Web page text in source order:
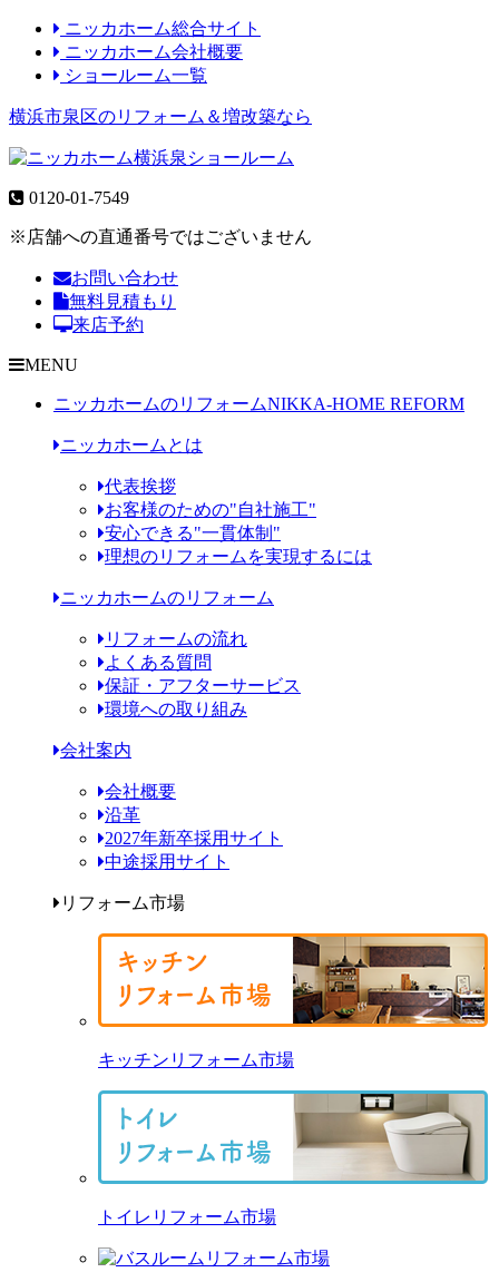
ニッカホーム総合サイト
ニッカホーム会社概要
ショールーム一覧
横浜市泉区のリフォーム＆増改築なら
0120-01-7549
※店舗への直通番号ではございません
お問い合わせ
無料見積もり
来店予約
MENU
ニッカホームのリフォームNIKKA-HOME REFORM
ニッカホームとは
代表挨拶
お客様のための"自社施工"
安心できる"一貫体制"
理想のリフォームを実現するには
ニッカホームのリフォーム
リフォームの流れ
よくある質問
保証・アフターサービス
環境への取り組み
会社案内
会社概要
沿革
2027年新卒採用サイト
中途採用サイト
リフォーム市場
キッチンリフォーム市場
トイレリフォーム市場